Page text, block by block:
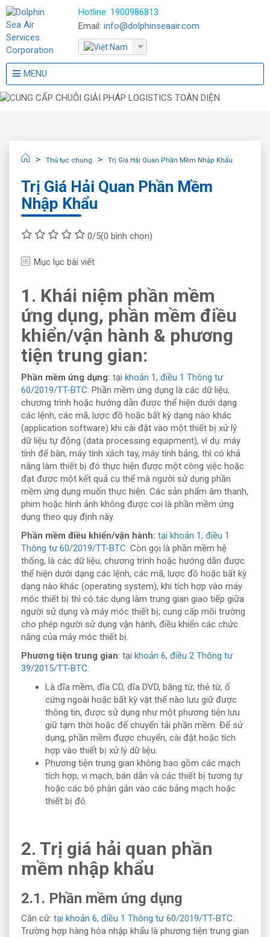
Hotline: 1900986813
Email: info@dolphinseaair.com
MENU
Thủ tục chung Trị Giá Hải Quan Phần Mềm Nhập Khẩu
Trị Giá Hải Quan Phần Mềm
Nhập Khẩu
0/5(0 bình chọn)
Mục lục bài viết
1. Khái niệm phần mềm
ứng dụng, phần mềm điều
khiển/vận hành & phương
tiện trung gian:
Phần mềm ứng dụng: tại khoản 1, điều 1 Thông tư
60/2019/TT-BTC: Phần mềm ứng dụng là các dữ liệu,
chương trình hoặc hướng dẫn được thể hiện dưới dạng
các lệnh, các mã, lược đồ hoặc bất kỳ dạng nào khác
(application software) khi cài đặt vào một thiết bị xử lý
dữ liệu tự động (data processing equipment), ví dụ: máy
tính để bàn, máy tính xách tay, máy tính bảng, thì có khả
năng làm thiết bị đó thực hiện được một công việc hoặc
đạt được một kết quả cụ thể mà người sử dụng phần
mềm ứng dụng muốn thực hiện. Các sản phẩm âm thanh,
phim hoặc hình ảnh không được coi là phần mềm ứng
dụng theo quy định này.
Phần mềm điều khiển/vận hành: tại khoản 1, điều 1
Thông tư 60/2019/TT-BTC: Còn gọi là phần mềm hệ
thống, là các dữ liệu, chương trình hoặc hướng dẫn được
thể hiện dưới dạng các lệnh, các mã, lược đồ hoặc bất kỳ
dạng nào khác (operating system), khi tích hợp vào máy
móc thiết bị thì có tác dụng làm trung gian giao tiếp giữa
người sử dụng và máy móc thiết bị; cung cấp môi trường
cho phép người sử dụng vận hành, điều khiển các chức
năng của máy móc thiết bị.
Phương tiện trung gian: tại khoản 6, điều 2 Thông tư
39/2015/TT-BTC:
Là đĩa mềm, đĩa CD, đĩa DVD, băng từ, thẻ từ, ổ
cứng ngoài hoặc bất kỳ vật thể nào lưu giữ được
thông tin, được sử dụng như một phương tiện lưu
giữ tạm thời hoặc để chuyển tải phần mềm. Để sử
dụng, phần mềm được chuyển, cài đặt hoặc tích
hợp vào thiết bị xử lý dữ liệu.
Phương tiện trung gian không bao gồm các mạch
tích hợp, vi mạch, bán dẫn và các thiết bị tương tự
hoặc các bộ phận gắn vào các bảng mạch hoặc
thiết bị đó.
2. Trị giá hải quan phần
mềm nhập khẩu
2.1. Phần mềm ứng dụng
Căn cứ: tại khoản 6, điều 1 Thông tư 60/2019/TT-BTC:
Trường hợp hàng hóa nhập khẩu là phương tiện trung gian